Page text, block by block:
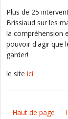
Plus de 25
Brissiaud sur les
la compréhension
pouvoir d'agir que
garder!
le site ici
Haut de page